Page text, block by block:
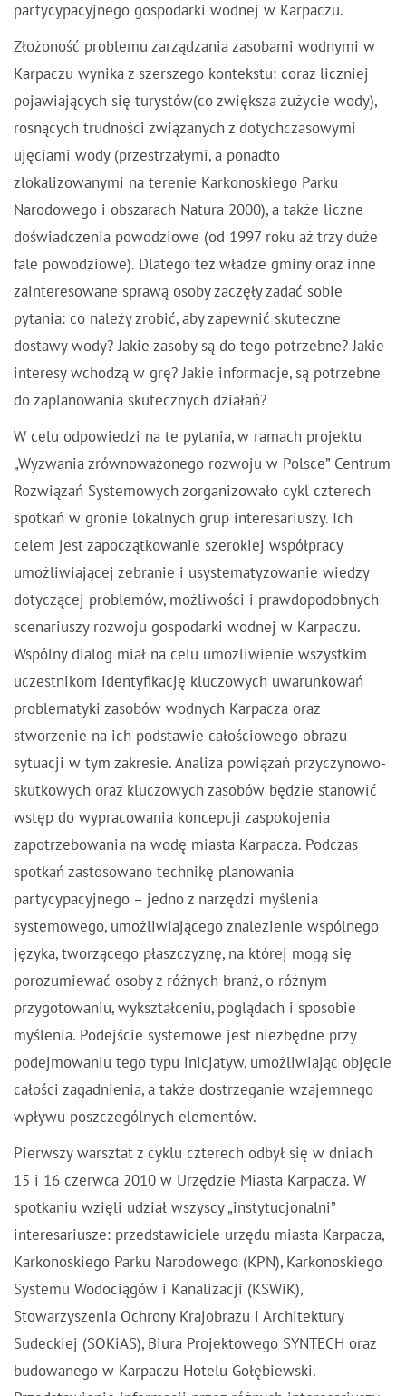
partycypacyjnego gospodarki wodnej w Karpaczu.
Złożoność problemu zarządzania zasobami wodnymi w
Karpaczu wynika z szerszego kontekstu: coraz liczniej
pojawiających się turystów(co zwiększa zużycie wody),
rosnących trudności związanych z dotychczasowymi
ujęciami wody (przestrzałymi, a ponadto
zlokalizowanymi na terenie Karkonoskiego Parku
Narodowego i obszarach Natura 2000), a także liczne
doświadczenia powodziowe (od 1997 roku aż trzy duże
fale powodziowe). Dlatego też władze gminy oraz inne
zainteresowane sprawą osoby zaczęły zadać sobie
pytania: co należy zrobić, aby zapewnić skuteczne
dostawy wody? Jakie zasoby są do tego potrzebne? Jakie
interesy wchodzą w grę? Jakie informacje, są potrzebne
do zaplanowania skutecznych działań?
W celu odpowiedzi na te pytania, w ramach projektu
„Wyzwania zrównoważonego rozwoju w Polsce” Centrum
Rozwiązań Systemowych zorganizowało cykl czterech
spotkań w gronie lokalnych grup interesariuszy. Ich
celem jest zapoczątkowanie szerokiej współpracy
umożliwiającej zebranie i usystematyzowanie wiedzy
dotyczącej problemów, możliwości i prawdopodobnych
scenariuszy rozwoju gospodarki wodnej w Karpaczu.
Wspólny dialog miał na celu umożliwienie wszystkim
uczestnikom identyfikację kluczowych uwarunkowań
problematyki zasobów wodnych Karpacza oraz
stworzenie na ich podstawie całościowego obrazu
sytuacji w tym zakresie. Analiza powiązań przyczynowo-
skutkowych oraz kluczowych zasobów będzie stanowić
wstęp do wypracowania koncepcji zaspokojenia
zapotrzebowania na wodę miasta Karpacza. Podczas
spotkań zastosowano technikę planowania
partycypacyjnego – jedno z narzędzi myślenia
systemowego, umożliwiającego znalezienie wspólnego
języka, tworzącego płaszczyznę, na której mogą się
porozumiewać osoby z różnych branż, o różnym
przygotowaniu, wykształceniu, poglądach i sposobie
myślenia. Podejście systemowe jest niezbędne przy
podejmowaniu tego typu inicjatyw, umożliwiając objęcie
całości zagadnienia, a także dostrzeganie wzajemnego
wpływu poszczególnych elementów.
Pierwszy warsztat z cyklu czterech odbył się w dniach
15 i 16 czerwca 2010 w Urzędzie Miasta Karpacza. W
spotkaniu wzięli udział wszyscy „instytucjonalni”
interesariusze: przedstawiciele urzędu miasta Karpacza,
Karkonoskiego Parku Narodowego (KPN), Karkonoskiego
Systemu Wodociągów i Kanalizacji (KSWiK),
Stowarzyszenia Ochrony Krajobrazu i Architektury
Sudeckiej (SOKiAS), Biura Projektowego SYNTECH oraz
budowanego w Karpaczu Hotelu Gołębiewski.